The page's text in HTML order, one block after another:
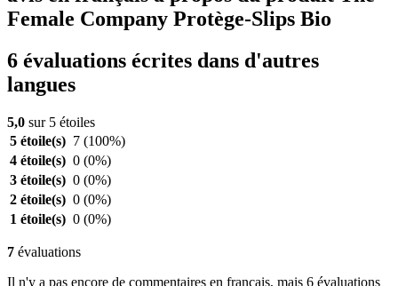
Female Company Protège-Slips Bio
6 évaluations écrites dans d'autres
langues
5,0 sur 5 étoiles
5 étoile(s) 7 (100%)
4 étoile(s) 0 (0%)
3 étoile(s) 0 (0%)
2 étoile(s) 0 (0%)
1 étoile(s) 0 (0%)
7 évaluations
Il n'y a pas encore de commentaires en français, mais 6 évaluations